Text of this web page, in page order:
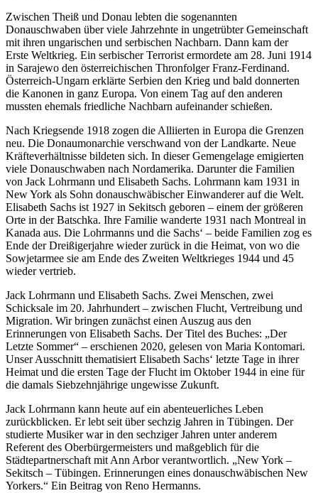
Zwischen Theiß und Donau lebten die sogenannten
Donauschwaben über viele Jahrzehnte in ungetrübter Gemeinschaft
mit ihren ungarischen und serbischen Nachbarn. Dann kam der
Erste Weltkrieg. Ein serbischer Terrorist ermordete am 28. Juni 1914
in Sarajewo den österreichischen Thronfolger Franz-Ferdinand.
Österreich-Ungarn erklärte Serbien den Krieg und bald donnerten
die Kanonen in ganz Europa. Von einem Tag auf den anderen
mussten ehemals friedliche Nachbarn aufeinander schießen.
Nach Kriegsende 1918 zogen die Alliierten in Europa die Grenzen
neu. Die Donaumonarchie verschwand von der Landkarte. Neue
Kräfteverhältnisse bildeten sich. In dieser Gemengelage emigierten
viele Donauschwaben nach Nordamerika. Darunter die Familien
von Jack Lohrmann und Elisabeth Sachs. Lohrmann kam 1931 in
New York als Sohn donauschwäbischer Einwanderer auf die Welt.
Elisabeth Sachs ist 1927 in Sekitsch geboren – einem der größeren
Orte in der Batschka. Ihre Familie wanderte 1931 nach Montreal in
Kanada aus. Die Lohrmanns und die Sachs‘ – beide Familien zog es
Ende der Dreißigerjahre wieder zurück in die Heimat, von wo die
Sowjetarmee sie am Ende des Zweiten Weltkrieges 1944 und 45
wieder vertrieb.
Jack Lohrmann und Elisabeth Sachs. Zwei Menschen, zwei
Schicksale im 20. Jahrhundert – zwischen Flucht, Vertreibung und
Migration. Wir bringen zunächst einen Auszug aus den
Erinnerungen von Elisabeth Sachs. Der Titel des Buches: „Der
Letzte Sommer“ – erschienen 2020, gelesen von Maria Kontomari.
Unser Ausschnitt thematisiert Elisabeth Sachs‘ letzte Tage in ihrer
Heimat und die ersten Tage der Flucht im Oktober 1944 in eine für
die damals Siebzehnjährige ungewisse Zukunft.
Jack Lohrmann kann heute auf ein abenteuerliches Leben
zurückblicken. Er lebt seit über sechzig Jahren in Tübingen. Der
studierte Musiker war in den sechziger Jahren unter anderem
Referent des Oberbürgermeisters und maßgeblich für die
Städtepartnerschaft mit Ann Arbor verantwortlich. „New York –
Sekitsch – Tübingen. Erinnerungen eines donauschwäbischen New
Yorkers.“ Ein Beitrag von Reno Hermanns.